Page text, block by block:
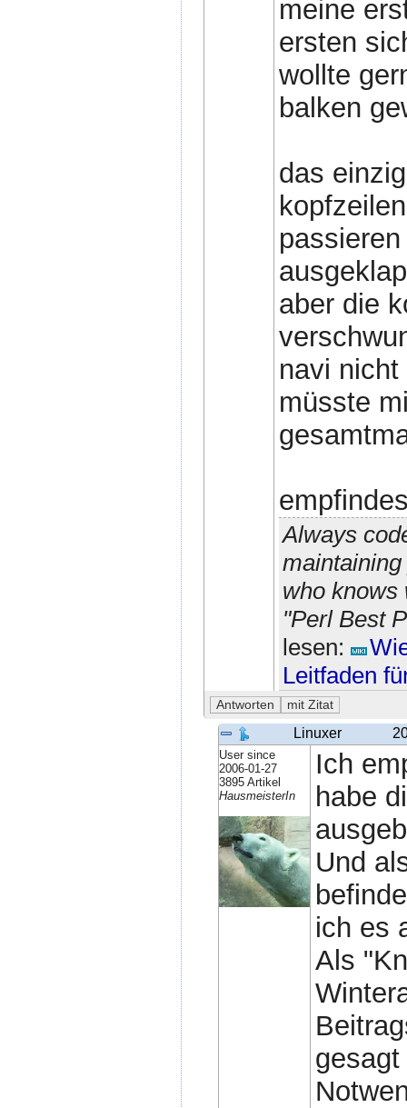
meine
ersten
wollte
balken
das
aber die
navi
müsste
Always
who knows
"Perl Best
lesen:
Leitfaden
Linuxer
User since
2006-01-27
3895 Artikel
HausmeisterIn
Ich
habe
Und
ich es
Als